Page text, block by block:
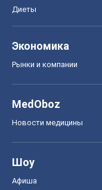
Диеты
Экономика
Рынки и компании
MedOboz
Новости медицины
Шоу
Афиша